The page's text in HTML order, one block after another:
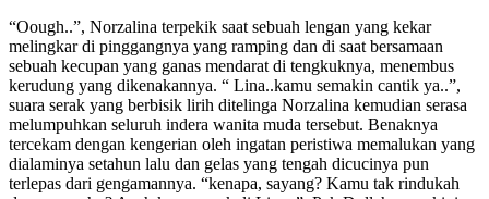
“Oough..”, Norzalina terpekik saat sebuah lengan yang kekar
melingkar di pinggangnya yang ramping dan di saat bersamaan
sebuah kecupan yang ganas mendarat di tengkuknya, menembus
kerudung yang dikenakannya. “ Lina..kamu semakin cantik ya..”,
suara serak yang berbisik lirih ditelinga Norzalina kemudian serasa
melumpuhkan seluruh indera wanita muda tersebut. Benaknya
tercekam dengan kengerian oleh ingatan peristiwa memalukan yang
dialaminya setahun lalu dan gelas yang tengah dicucinya pun
terlepas dari gengamannya. “kenapa, sayang? Kamu tak rindukah